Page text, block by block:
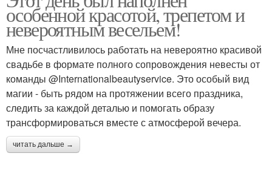
особенной красотой, трепетом и
невероятным весельем!
Мне посчастливилось работать на невероятно красивой
свадьбе в формате полного сопровождения невесты от
команды @Internationalbeautyservice. Это особый вид
магии - быть рядом на протяжении всего праздника,
следить за каждой деталью и помогать образу
трансформироваться вместе с атмосферой вечера.
читать дальше →